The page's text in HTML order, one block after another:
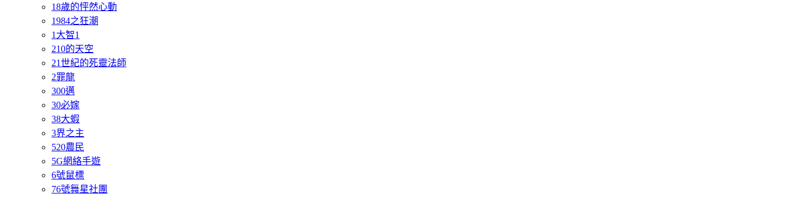
18歲的怦然心動
1984之狂潮
1大智1
210的天空
21世紀的死靈法師
2罪龍
300邁
30必嫁
38大蝦
3界之主
520農民
5G網絡手遊
6號鼠標
76號舞星社團